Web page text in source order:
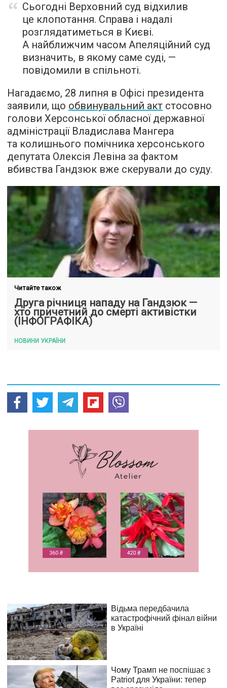
Сьогодні Верховний суд відхилив
це клопотання. Справа і надалі
розглядатиметься в Києві.
А найближчим часом Апеляційний суд
визначить, в якому саме суді, —
повідомили в спільноті.
Нагадаємо, 28 липня в Офісі президента
заявили, що обвинувальний акт стосовно
голови Херсонської обласної державної
адміністрації Владислава Мангера
та колишнього помічника херсонського
депутата Олексія Левіна за фактом
вбивства Гандзюк вже скерували до суду.
Читайте також
Друга річниця нападу на Гандзюк —
хто причетний до смерті активістки
(ІНФОГРАФІКА)
НОВИНИ УКРАЇНИ